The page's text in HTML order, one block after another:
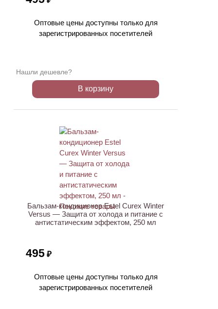
Оптовые цены доступны только для
зарегистрированных посетителей
Нашли дешевле?
В корзину
Бальзам-кондиционер Estel Curex Winter
Versus — Защита от холода и питание с
антистатическим эффектом, 250 мл
495 ₽
Оптовые цены доступны только для
зарегистрированных посетителей